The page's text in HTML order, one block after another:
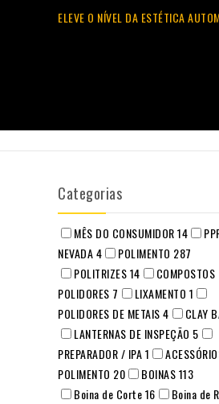
ELEVE O NÍVEL DA ESTÉTICA
Categorias
MÊS DO CONSUMIDOR14
NEVADA4 POLIMENTO 287
POLITRIZES14
COMPOSTOS
POLIDORES 7 LIXAMENTO 1
POLIDORES DE METAIS4 CLAY
LANTERNAS DE INSPEÇÃO 5
PREPARADOR / IPA1
POLIMENTO 20 BOINAS113
Boina de Corte16
Boina de